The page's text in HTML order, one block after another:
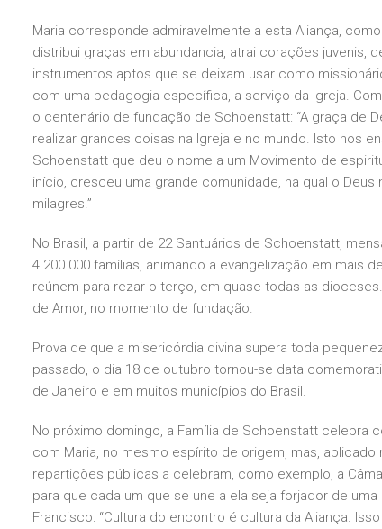
Maria corresponde admiravelmente a esta Aliança,
distribui graças em abundancia, atrai corações juvenis,
instrumentos aptos que se deixam usar como
com uma pedagogia específica, a serviço da Igreja.
o centenário de fundação de Schoenstatt: “A graça de
realizar grandes coisas na Igreja e no mundo. Isto nos
Schoenstatt que deu o nome a um Movimento de
início, cresceu uma grande comunidade, na qual o
milagres.”
No Brasil, a partir de 22 Santuários de Schoenstatt,
4.200.000 famílias, animando a evangelização em mais
reúnem para rezar o terço, em quase todas as
de Amor, no momento de fundação.
Prova de que a misericórdia divina supera toda
passado, o dia 18 de outubro tornou-se data
de Janeiro e em muitos municípios do Brasil.
No próximo domingo, a Família de Schoenstatt
com Maria, no mesmo espírito de origem, mas,
repartições públicas a celebram, como exemplo, a
para que cada um que se une a ela seja forjador de
Francisco: “Cultura do encontro é cultura da Aliança.